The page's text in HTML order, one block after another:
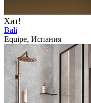
Хит!
Bali
Equipe, Испания